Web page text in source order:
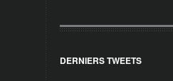
DERNIERS TWEETS